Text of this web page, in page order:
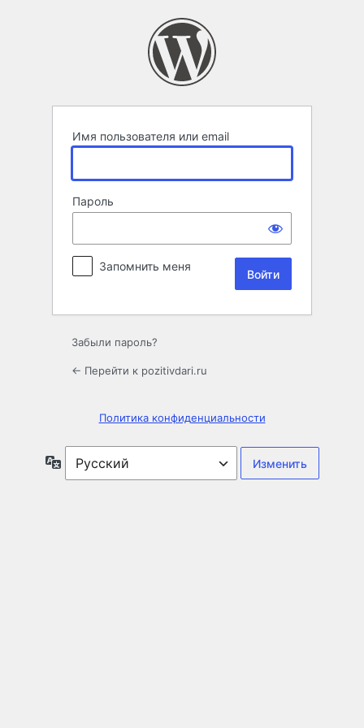
Имя пользователя или email
Пароль
Запомнить меня
Забыли пароль?
← Перейти к pozitivdari.ru
Политика конфиденциальности
Язык